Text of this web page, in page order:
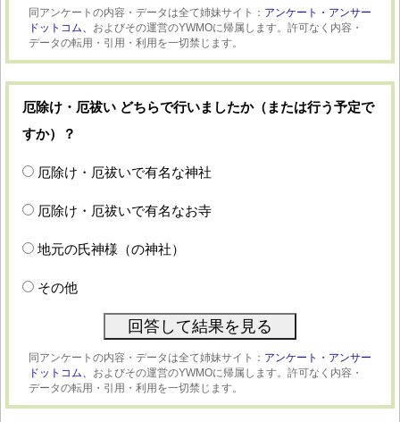
同アンケートの内容・データは全て姉妹サイト： アンケート・アンサー
ドットコム、 およびその運営のYWMOに帰属します。許可なく内容・
データの転用・引用・利用を一切禁じます。
厄除け・厄祓い どちらで行いましたか（または行う予定で
すか）？
厄除け・厄祓いで有名な神社
厄除け・厄祓いで有名なお寺
地元の氏神様（の神社）
その他
同アンケートの内容・データは全て姉妹サイト： アンケート・アンサー
ドットコム、 およびその運営のYWMOに帰属します。許可なく内容・
データの転用・引用・利用を一切禁じます。